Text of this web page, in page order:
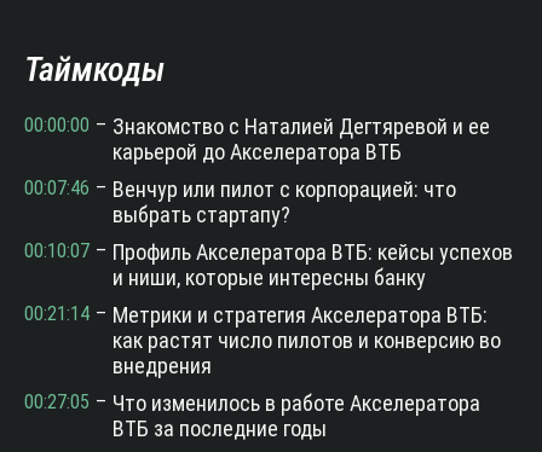
Таймкоды
00:00:00 – Знакомство с Наталией Дегтяревой и ее
карьерой до Акселератора ВТБ
00:07:46 – Венчур или пилот с корпорацией: что
выбрать стартапу?
00:10:07 – Профиль Акселератора ВТБ: кейсы успехов
и ниши, которые интересны банку
00:21:14 – Метрики и стратегия Акселератора ВТБ:
как растят число пилотов и конверсию во
внедрения
00:27:05 – Что изменилось в работе Акселератора
ВТБ за последние годы